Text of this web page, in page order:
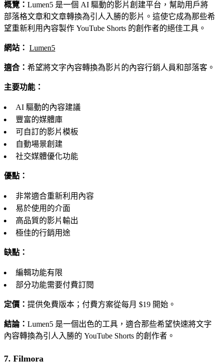
概覽： Lumen5 是一個 AI 驅動的影片創建平台，幫助用戶將
部落格文章和文章轉換為引人入勝的影片。這使它成為那些希
望重新利用內容製作 YouTube Shorts 的創作者的絕佳工具。
網站： Lumen5
適合： 希望將文字內容轉換為影片的內容行銷人員和部落客。
主要功能：
AI 驅動的內容建議
豐富的媒體庫
可自訂的影片模板
自動場景創建
社交媒體優化功能
優點：
非常適合重新利用內容
易於使用的介面
高品質的影片輸出
極佳的行銷用途
缺點：
編輯功能有限
部分功能需要付費訂閱
定價： 提供免費版本；付費方案從每月 $19 開始。
結論： Lumen5 是一個出色的工具，適合那些希望快速將文字
內容轉換為引人入勝的 YouTube Shorts 的創作者。
7. Filmora